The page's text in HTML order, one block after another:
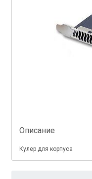
Описание
Кулер для корпуса